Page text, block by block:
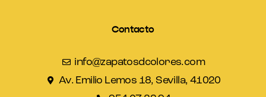
Contacto
info@zapatosdcolores.com
Av. Emilio Lemos 18, Sevilla, 41020